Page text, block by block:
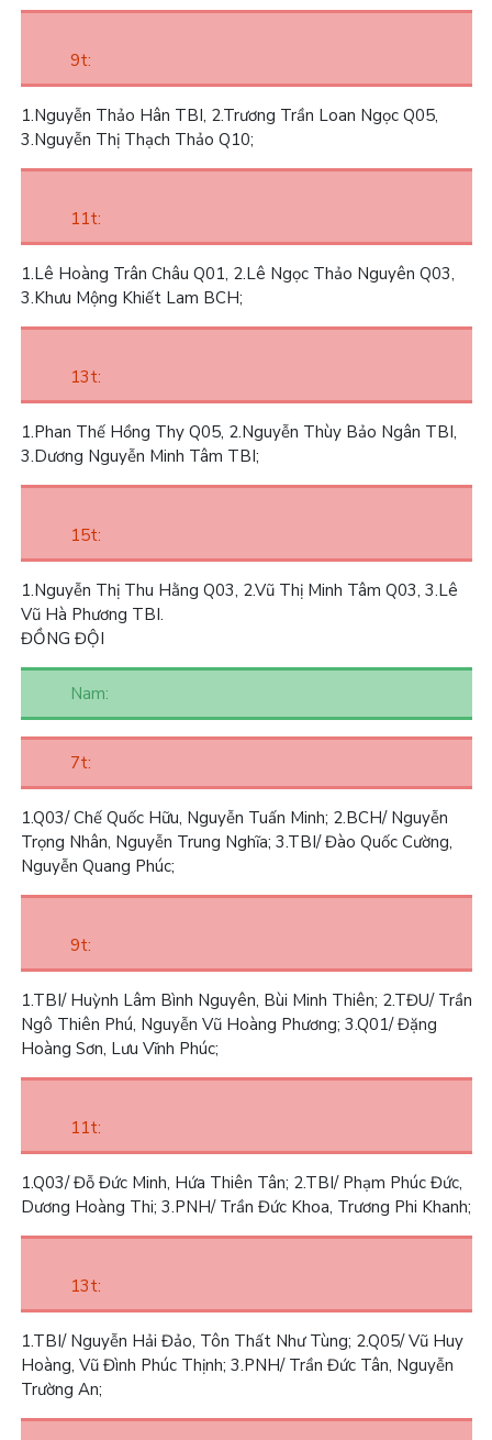
9t:
1.Nguyễn Thảo Hân TBI, 2.Trương Trần Loan Ngọc Q05,
3.Nguyễn Thị Thạch Thảo Q10;
11t:
1.Lê Hoàng Trân Châu Q01, 2.Lê Ngọc Thảo Nguyên Q03,
3.Khưu Mộng Khiết Lam BCH;
13t:
1.Phan Thế Hồng Thy Q05, 2.Nguyễn Thùy Bảo Ngân TBI,
3.Dương Nguyễn Minh Tâm TBI;
15t:
1.Nguyễn Thị Thu Hằng Q03, 2.Vũ Thị Minh Tâm Q03, 3.Lê
Vũ Hà Phương TBI.
ĐỒNG ĐỘI
Nam:
7t:
1.Q03/ Chế Quốc Hữu, Nguyễn Tuấn Minh; 2.BCH/ Nguyễn
Trọng Nhân, Nguyễn Trung Nghĩa; 3.TBI/ Đào Quốc Cường,
Nguyễn Quang Phúc;
9t:
1.TBI/ Huỳnh Lâm Bình Nguyên, Bùi Minh Thiên; 2.TĐU/ Trần
Ngô Thiên Phú, Nguyễn Vũ Hoàng Phương; 3.Q01/ Đặng
Hoàng Sơn, Lưu Vĩnh Phúc;
11t:
1.Q03/ Đỗ Đức Minh, Hứa Thiên Tân; 2.TBI/ Phạm Phúc Đức,
Dương Hoàng Thi; 3.PNH/ Trần Đức Khoa, Trương Phi Khanh;
13t:
1.TBI/ Nguyễn Hải Đảo, Tôn Thất Như Tùng; 2.Q05/ Vũ Huy
Hoàng, Vũ Đình Phúc Thịnh; 3.PNH/ Trần Đức Tân, Nguyễn
Trường An;